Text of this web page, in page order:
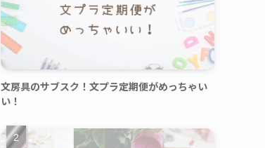
文房具のサブスク！文プラ定期便がめっちゃい
い！